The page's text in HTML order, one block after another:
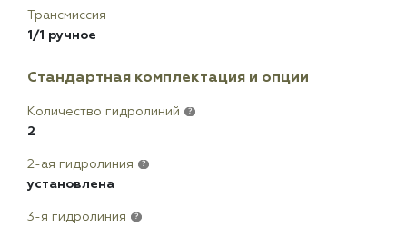
Трансмиссия
1/1 ручное
Стандартная комплектация и опции
Количество гидролиний ?
2
2-ая гидролиния ?
установлена
3-я гидролиния ?